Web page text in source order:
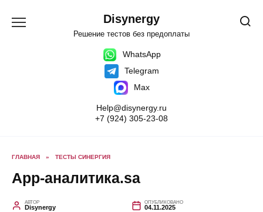
содержанию
Disynergy
Решение тестов без предоплаты
WhatsApp
Telegram
Max
Help@disynergy.ru
+7 (924) 305-23-08
ГЛАВНАЯ » ТЕСТЫ СИНЕРГИЯ
Аpp-аналитика.sa
АВТОР
Disynergy
ОПУБЛИКОВАНО
04.11.2025